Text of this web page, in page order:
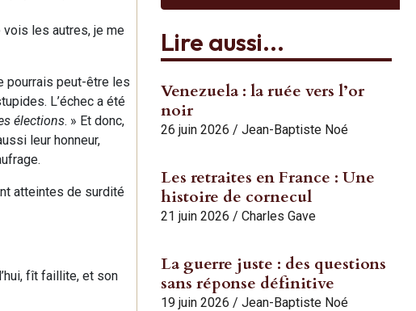
vois les autres, je me
pourrais peut-être les
L’échec a été
élections. » Et donc,
leur honneur,
atteintes de surdité
fît faillite, et son
Lire aussi...
Venezuela : la ruée vers l’or
noir
26 juin 2026 / Jean-Baptiste Noé
Les retraites en France : Une
histoire de cornecul
21 juin 2026 / Charles Gave
La guerre juste : des questions
sans réponse définitive
19 juin 2026 / Jean-Baptiste Noé